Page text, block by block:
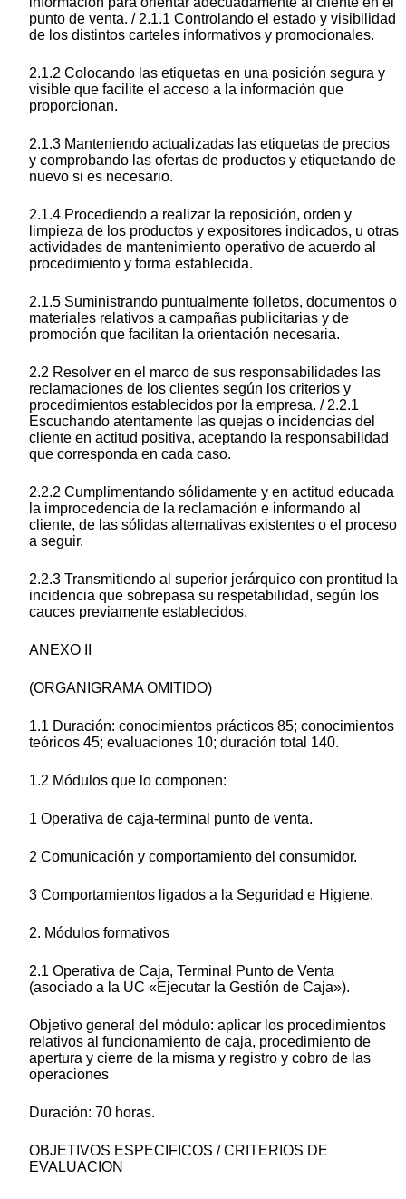
punto de venta. / 2.1.1 Controlando el estado y visibilidad
de los distintos carteles informativos y promocionales.
2.1.2 Colocando las etiquetas en una posición segura y
visible que facilite el acceso a la información que
proporcionan.
2.1.3 Manteniendo actualizadas las etiquetas de precios
y comprobando las ofertas de productos y etiquetando de
nuevo si es necesario.
2.1.4 Procediendo a realizar la reposición, orden y
limpieza de los productos y expositores indicados, u otras
actividades de mantenimiento operativo de acuerdo al
procedimiento y forma establecida.
2.1.5 Suministrando puntualmente folletos, documentos o
materiales relativos a campañas publicitarias y de
promoción que facilitan la orientación necesaria.
2.2 Resolver en el marco de sus responsabilidades las
reclamaciones de los clientes según los criterios y
procedimientos establecidos por la empresa. / 2.2.1
Escuchando atentamente las quejas o incidencias del
cliente en actitud positiva, aceptando la responsabilidad
que corresponda en cada caso.
2.2.2 Cumplimentando sólidamente y en actitud educada
la improcedencia de la reclamación e informando al
cliente, de las sólidas alternativas existentes o el proceso
a seguir.
2.2.3 Transmitiendo al superior jerárquico con prontitud la
incidencia que sobrepasa su respetabilidad, según los
cauces previamente establecidos.
ANEXO II
(ORGANIGRAMA OMITIDO)
1.1 Duración: conocimientos prácticos 85; conocimientos
teóricos 45; evaluaciones 10; duración total 140.
1.2 Módulos que lo componen:
1 Operativa de caja-terminal punto de venta.
2 Comunicación y comportamiento del consumidor.
3 Comportamientos ligados a la Seguridad e Higiene.
2. Módulos formativos
2.1 Operativa de Caja, Terminal Punto de Venta
(asociado a la UC «Ejecutar la Gestión de Caja»).
Objetivo general del módulo: aplicar los procedimientos
relativos al funcionamiento de caja, procedimiento de
apertura y cierre de la misma y registro y cobro de las
operaciones
Duración: 70 horas.
OBJETIVOS ESPECIFICOS / CRITERIOS DE
EVALUACION